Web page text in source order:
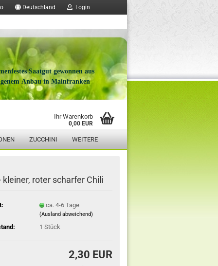
Deutschland Login
Saatgut gewonnen aus
Anbau in Mainfranken
Ihr Warenkorb
0,00 EUR
ZUCCHINI WEITERE
kleiner, roter scharfer Chili
ca. 4-6 Tage
(Ausland abweichend)
1 Stück
2,30 EUR